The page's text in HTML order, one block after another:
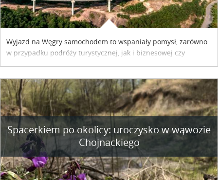
Wyjazd na Węgry samochodem to wspaniały pomysł, zarówno
w przypadku podróży turystycznej, jak i biznesowej czy
służbowej. Pamiętać tylko trzeba o wykupieniu winiety, co
współpracy reklamowej z Hungary Vignette.
Spacerkiem po okolicy: uroczysko w wąwozie
Chojnackiego